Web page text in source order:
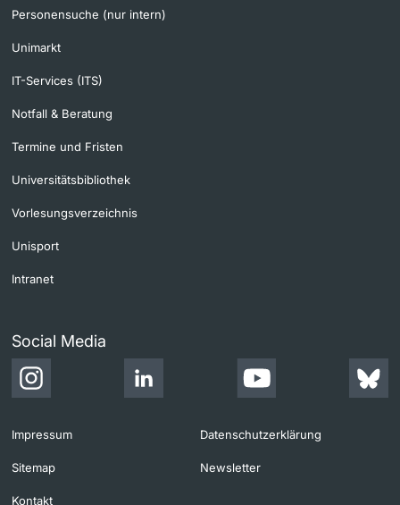
Personensuche (nur intern)
Unimarkt
IT-Services (ITS)
Notfall & Beratung
Termine und Fristen
Universitätsbibliothek
Vorlesungsverzeichnis
Unisport
Intranet
Social Media
Impressum Datenschutzerklärung
Sitemap Newsletter
Kontakt